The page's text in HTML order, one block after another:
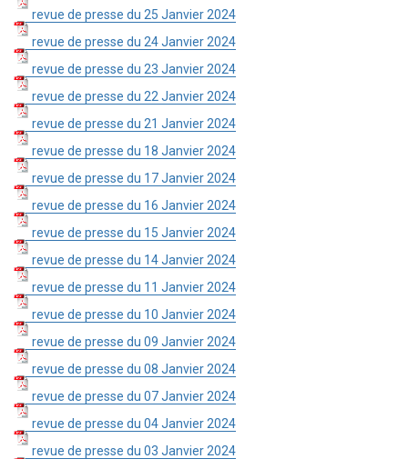
revue de presse du 25 Janvier 2024
revue de presse du 24 Janvier 2024
revue de presse du 23 Janvier 2024
revue de presse du 22 Janvier 2024
revue de presse du 21 Janvier 2024
revue de presse du 18 Janvier 2024
revue de presse du 17 Janvier 2024
revue de presse du 16 Janvier 2024
revue de presse du 15 Janvier 2024
revue de presse du 14 Janvier 2024
revue de presse du 11 Janvier 2024
revue de presse du 10 Janvier 2024
revue de presse du 09 Janvier 2024
revue de presse du 08 Janvier 2024
revue de presse du 07 Janvier 2024
revue de presse du 04 Janvier 2024
revue de presse du 03 Janvier 2024